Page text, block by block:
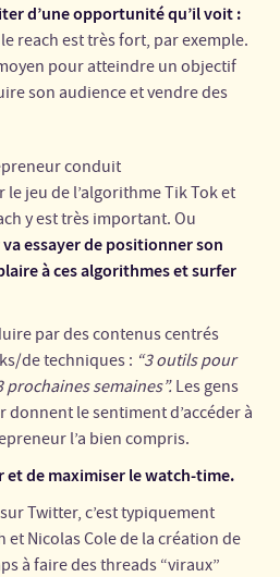
d’une opportunité qu’il voit :
reach est très fort, par exemple.
pour atteindre un objectif
son audience et vendre des
conduit
jeu de l’algorithme Tik Tok et
y est très important. Ou
va essayer de positionner son
à ces algorithmes et surfer
par des contenus centrés
de techniques : “3 outils pour
prochaines semaines”. Les gens
le sentiment d’accéder à
l’a bien compris.
et de maximiser le watch-time.
Twitter, c’est typiquement
et Nicolas Cole de la création de
à faire des threads “viraux”